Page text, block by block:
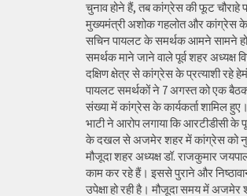
चुनाव होने हैं, तब कांग्रेस की फूट चौराहे
मुख्यमंत्री अशोक गहलोत और कांग्रेस के
सचिन पायलट के समर्थक आमने सामने
समर्थक माने जाने वाले पूर्व शहर अध्यक्ष
दक्षिण क्षेत्र से कांग्रेस के प्रत्याशी रहे
पायलट समर्थकों ने 7 अगस्त को एक
संख्या में कांग्रेस के कार्यकर्ता शामिल
भाटी ने आरोप लगाया कि आरटीडीसी के
के दखल से अजमेर शहर में कांग्रेस को
मौजूदा शहर अध्यक्ष डॉ. राजकुमार
काम कर रहे हैं। इससे पुराने और
उपेक्षा हो रही है। मौजूदा समय में